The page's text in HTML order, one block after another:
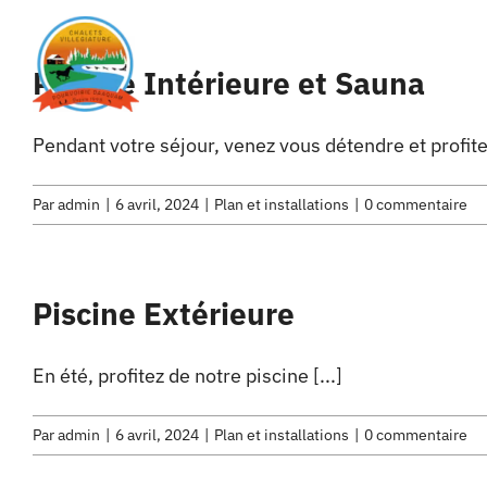
contenuPiscine Intérieure et Sauna
Pendant votre séjour, venez vous détendre et
Paradmin | 6 avril, 2024 | Plan et installations | 0 commentaire
Piscine Extérieure
En été, profitez de notre piscine [...]
Paradmin | 6 avril, 2024 | Plan et installations | 0 commentaire